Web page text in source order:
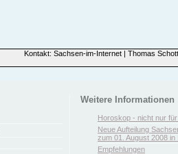
Kontakt: Sachsen-im-Internet | Thomas
Weitere Informationen
Horoskop - nicht nur
Neue Aufteilung
zum 01. August 2008 in
Empfehlungen